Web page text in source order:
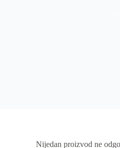
Nijedan proizvod ne